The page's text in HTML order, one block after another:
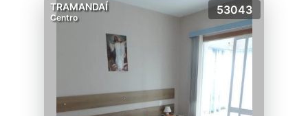
TRAMANDAÍ
Centro
53043